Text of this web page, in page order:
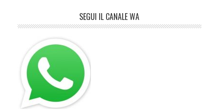
SEGUI IL CANALE WA